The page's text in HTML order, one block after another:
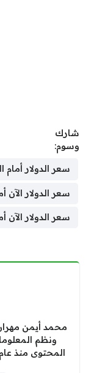
شارك
وسوم:
سعر الدولار أمام
سعر الدولار الآن
سعر الدولار الآن
محمد أيمن
ونظم